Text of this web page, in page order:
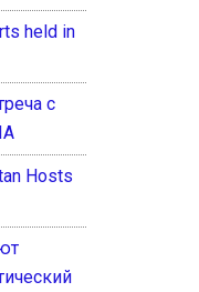
held in
с
Hosts